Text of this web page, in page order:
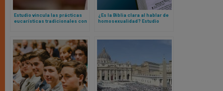
Estudio vincula las prácticas
eucarísticas tradicionales con
¿Es la Biblia clara al hablar de
homosexualidad? Estudio